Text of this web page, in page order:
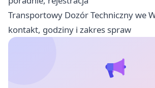
Transportowy Dozór Techniczny we
kontakt, godziny i zakres spraw